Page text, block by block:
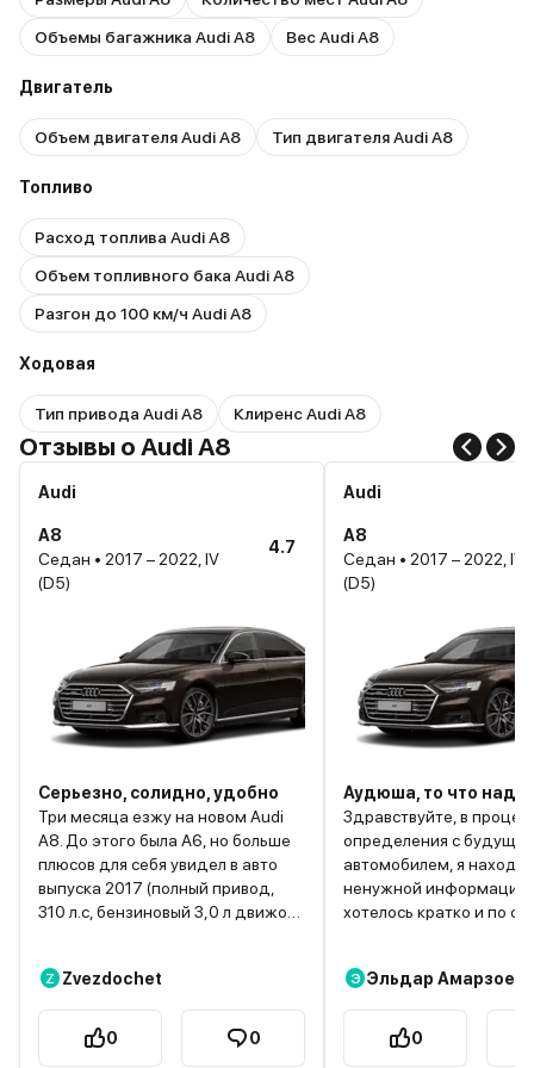
Объемы багажника Audi A8
Вес Audi A8
Двигатель
Объем двигателя Audi A8 Тип двигателя Audi A8
Топливо
Расход топлива Audi A8
Объем топливного бака Audi A8
Разгон до 100 км/ч Audi A8
Ходовая
Тип привода Audi A8 Клиренс Audi A8
Отзывы о Audi A8
Audi
A8
Седан • 2017 – 2022, IV
(D5)
4.7
Серьезно, солидно, удобно
Три месяца езжу на новом Audi
A8. До этого была А6, но больше
плюсов для себя увидел в авто
выпуска 2017 (полный привод,
310 л.с, бензиновый 3,0 л движок).
быстрый разгон. Но нужно быть
готовым к тому, что авто
потребует вложений. На данный
Z Zvezdochet
0 0
Audi
A8
Седан • 2017 – 2022, IV
(D5)
Аудюша, то что надо!
Здравствуйте, в
определения с
автомобилем, я
ненужной информации,
хотелось кратко и по
на Ниссане Максима,
что требуется авто по
современнее и
Э Эльдар Амарзоев
0